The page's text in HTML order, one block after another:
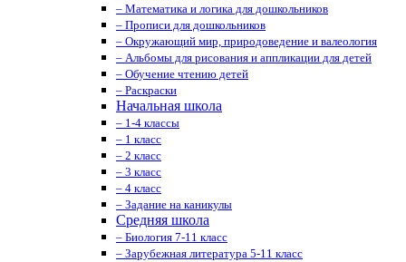
– Математика и логика для дошкольников
– Прописи для дошкольников
– Окружающий мир, природоведение и валеология
– Альбомы для рисования и аппликации для детей
– Обучение чтению детей
– Раскраски
Начальная школа
– 1-4 классы
– 1 класс
– 2 класс
– 3 класс
– 4 класс
– Задание на каникулы
Средняя школа
– Биология 7-11 класс
– Зарубежная литература 5-11 класс